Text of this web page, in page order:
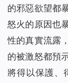
的邪惡欲望都
怒火的原因也
性的真實流露
的被激怒都預
將得以保護、